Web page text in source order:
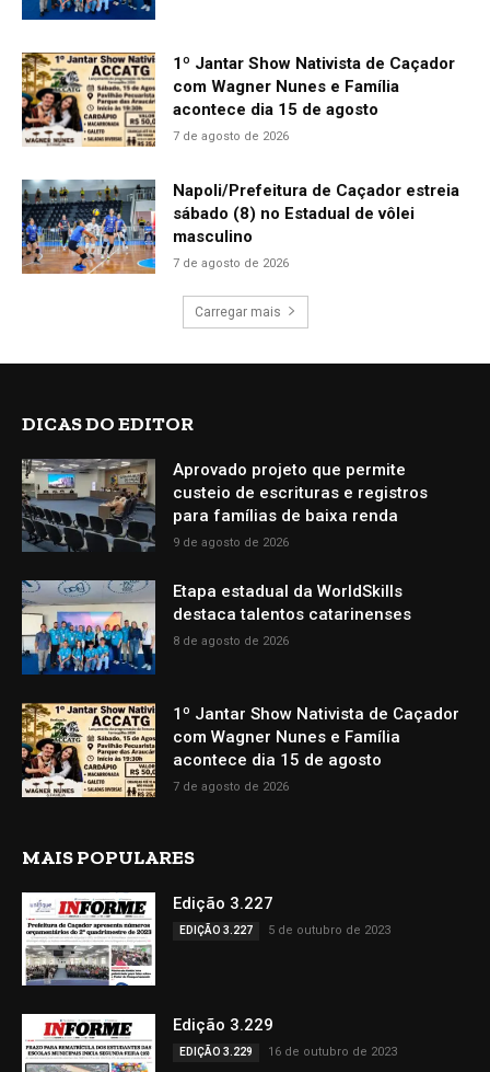
1º Jantar Show Nativista de Caçador
com Wagner Nunes e Família
acontece dia 15 de agosto
7 de agosto de 2026
Napoli/Prefeitura de Caçador estreia
sábado (8) no Estadual de vôlei
masculino
7 de agosto de 2026
Carregar mais
DICAS DO EDITOR
Aprovado projeto que permite
custeio de escrituras e registros
para famílias de baixa renda
9 de agosto de 2026
Etapa estadual da WorldSkills
destaca talentos catarinenses
8 de agosto de 2026
1º Jantar Show Nativista de Caçador
com Wagner Nunes e Família
acontece dia 15 de agosto
7 de agosto de 2026
MAIS POPULARES
Edição 3.227
EDIÇÃO 3.227 5 de outubro de 2023
Edição 3.229
EDIÇÃO 3.229 16 de outubro de 2023